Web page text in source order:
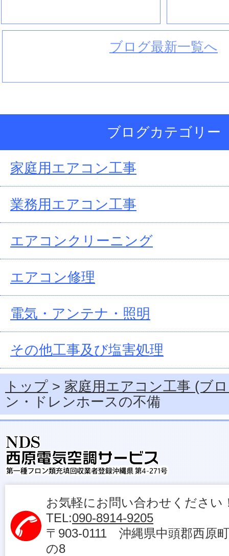
ブログ最新一覧へ
ブログカテゴリー
家庭用エアコン工事
業務用エアコン工事
エアコンクリーニング
エアコン修理
電気・アンテナ・照明
その他工事及び塩害処理
トップ > 家庭用エアコン工事 (ブ
ン・ドレンホースの不備
お気軽にお問い合わせください
TEL:090-8914-9205
〒903-0111 沖縄県中頭郡西原
の8